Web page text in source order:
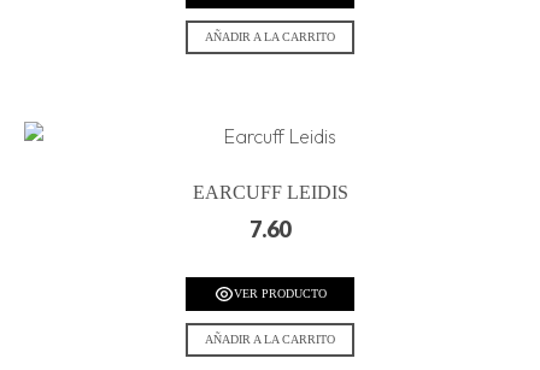
AÑADIR A LA CARRITO
EARCUFF LEIDIS
7.60
VER PRODUCTO
AÑADIR A LA CARRITO